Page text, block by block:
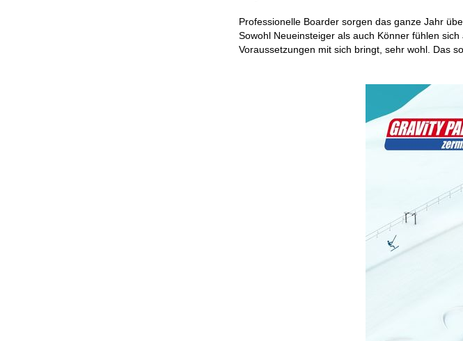
Professionelle Boarder sorgen das ganze Jahr
Sowohl Neueinsteiger als auch Könner fühlen
Voraussetzungen mit sich bringt, sehr wohl. Das